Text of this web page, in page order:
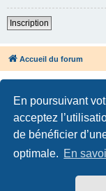
En poursuivant
acceptez
de bénéficier
optimale. En
Inscription
Accueil du forum
Développé